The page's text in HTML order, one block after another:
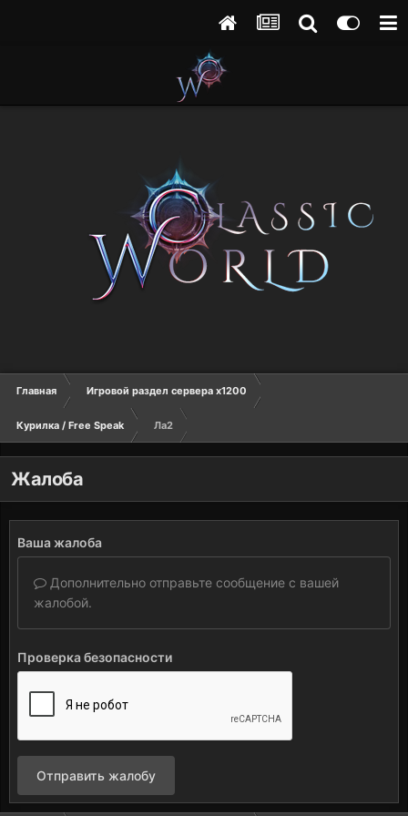
Главная Игровой раздел сервера х1200
Курилка / Free Speak Ла2
Жалоба
Ваша жалоба
Дополнительно отправьте сообщение с вашей
жалобой.
Проверка безопасности
Отправить жалобу